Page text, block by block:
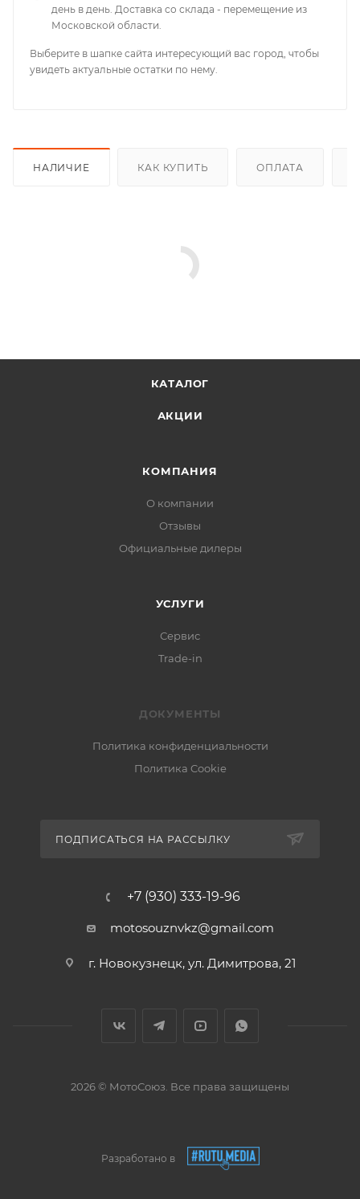
день в день. Доставка со склада - перемещение из
Московской области.
Выберите в шапке сайта интересующий вас город, чтобы
увидеть актуальные остатки по нему.
НАЛИЧИЕ КАК КУПИТЬ ОПЛАТА
КАТАЛОГ
АКЦИИ
КОМПАНИЯ
О компании
Отзывы
Официальные дилеры
УСЛУГИ
Сервис
Trade-in
ДОКУМЕНТЫ
Политика конфиденциальности
Политика Cookie
ПОДПИСАТЬСЯ НА РАССЫЛКУ
+7 (930) 333-19-96
motosouznvkz@gmail.com
г. Новокузнецк, ул. Димитрова, 21
2026 © МотоСоюз. Все права защищены
Разработано в